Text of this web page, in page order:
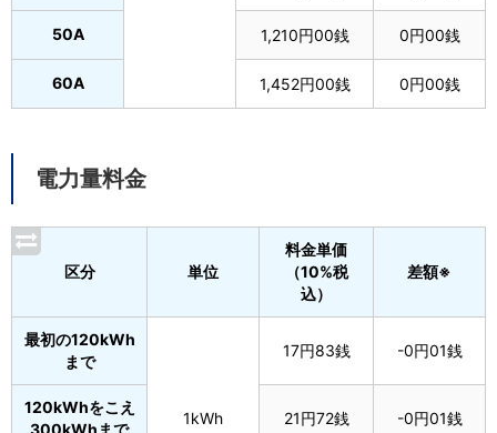
50A 1,210円00銭 0円00銭
60A 1,452円00銭 0円00銭
電力量料金
区分 単位
料金単価
（10%税
込）
差額※
最初の120kWh
まで
1kWh
17円83銭 -0円01銭
120kWhをこえ
300kWhまで
21円72銭 -0円01銭